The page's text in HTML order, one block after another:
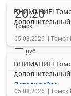
20:20
Томск
Томск
Детали рейса
— руб.
ВНИМАНИЕ!
дополнительный
05.08.2026 || Томск
ВНИМАНИЕ!
дополнительный
05.08.2026 || Томск